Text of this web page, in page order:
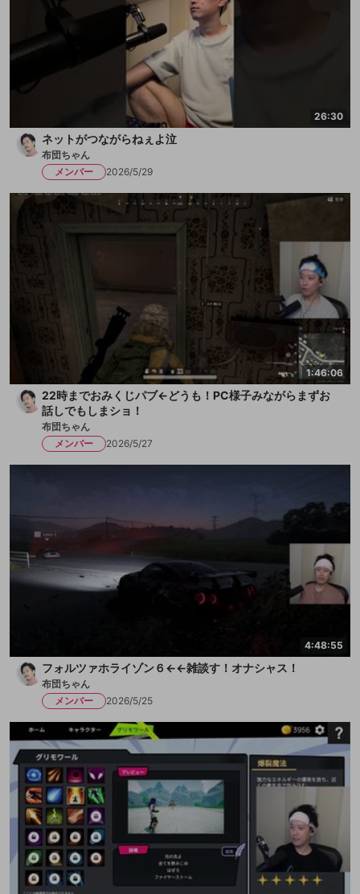
26:30
ネットがつながらねぇよ泣
布団ちゃん
メンバー
2026/5/29
1:46:06
22時までおみくじパブ←どうも！PC様子みながらまずお
話しでもしまショ！
布団ちゃん
メンバー
2026/5/27
4:48:55
フォルツァホライゾン６←←雑談す！オナシャス！
布団ちゃん
メンバー
2026/5/25